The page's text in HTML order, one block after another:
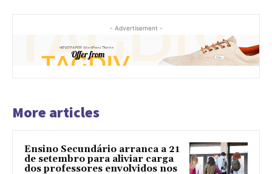
- Advertisement -
More articles
Ensino Secundário arranca a 21
de setembro para aliviar carga
dos professores envolvidos nos